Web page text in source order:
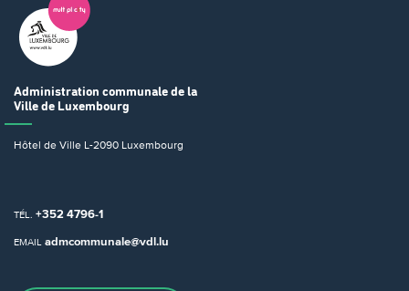
Administration communale de la
Ville de Luxembourg
Hôtel de Ville L-2090 Luxembourg
TÉL. +352 4796-1
EMAIL admcommunale@vdl.lu